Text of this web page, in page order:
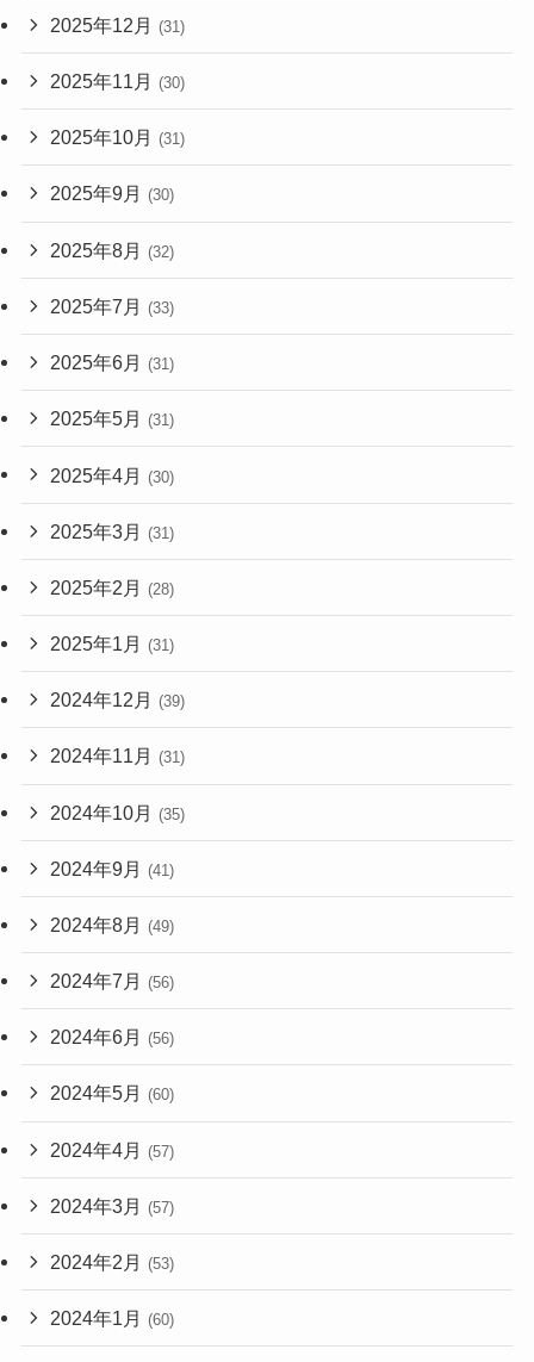
2025年12月 (31)
2025年11月 (30)
2025年10月 (31)
2025年9月 (30)
2025年8月 (32)
2025年7月 (33)
2025年6月 (31)
2025年5月 (31)
2025年4月 (30)
2025年3月 (31)
2025年2月 (28)
2025年1月 (31)
2024年12月 (39)
2024年11月 (31)
2024年10月 (35)
2024年9月 (41)
2024年8月 (49)
2024年7月 (56)
2024年6月 (56)
2024年5月 (60)
2024年4月 (57)
2024年3月 (57)
2024年2月 (53)
2024年1月 (60)